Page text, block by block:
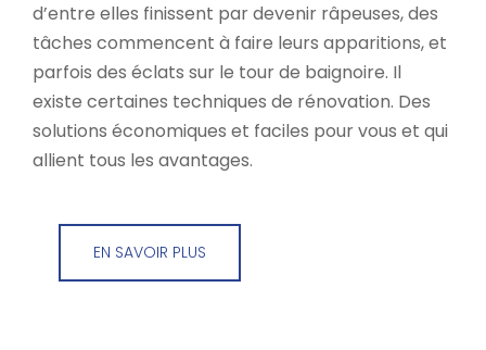
d’entre elles finissent par devenir râpeuses, des
tâches commencent à faire leurs apparitions, et
parfois des éclats sur le tour de baignoire. Il
existe certaines techniques de rénovation. Des
solutions économiques et faciles pour vous et qui
allient tous les avantages.
EN SAVOIR PLUS